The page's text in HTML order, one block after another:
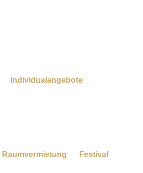
Individualangebote
Raumvermietung Festival